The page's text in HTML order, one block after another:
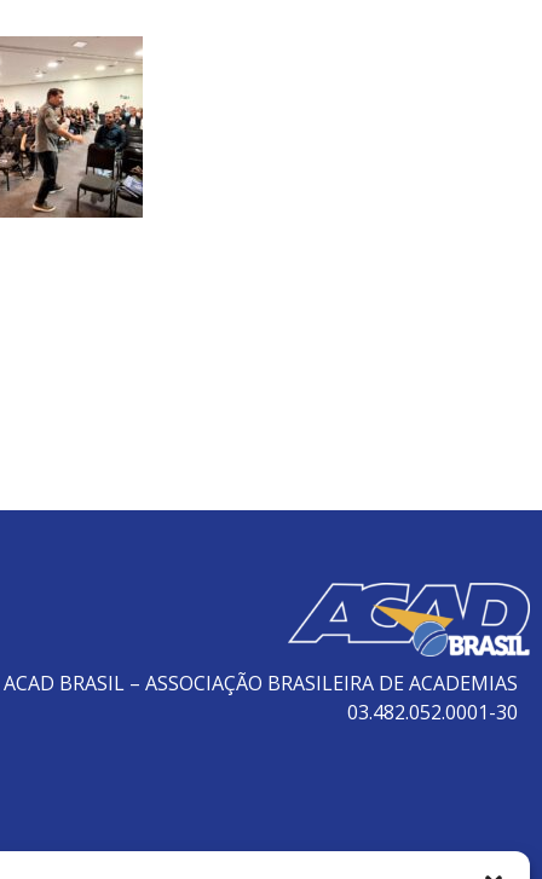
ACAD BRASIL – ASSOCIAÇÃO BRASILEIRA DE ACADEMIAS
03.482.052.0001-30